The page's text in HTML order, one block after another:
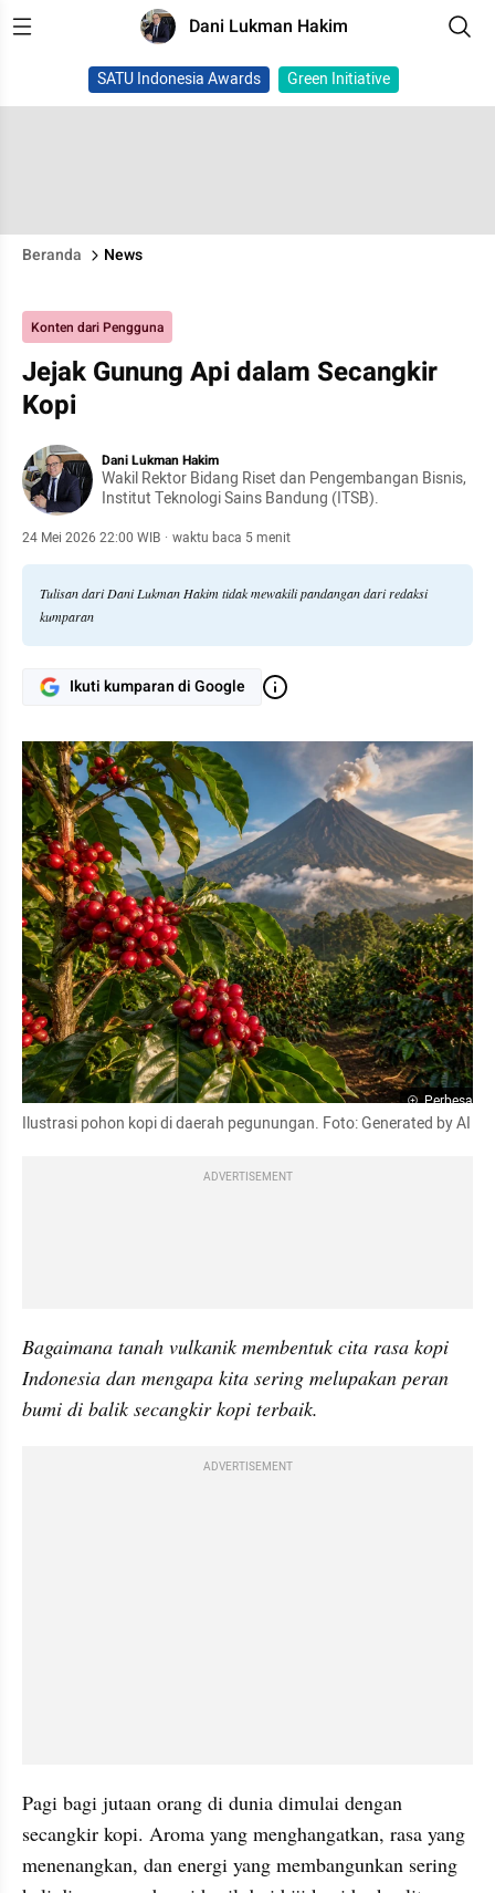
Dani Lukman Hakim
SATU Indonesia Awards Green Initiative
Beranda News
Konten dari Pengguna
Jejak Gunung Api dalam Secangkir
Kopi
Dani Lukman Hakim
Wakil Rektor Bidang Riset dan Pengembangan Bisnis,
Institut Teknologi Sains Bandung (ITSB).
24 Mei 2026 22:00 WIB · waktu baca 5 menit
Tulisan dari Dani Lukman Hakim tidak mewakili pandangan dari redaksi
kumparan
Ikuti kumparan di Google
Perbesar
Ilustrasi pohon kopi di daerah pegunungan. Foto: Generated by AI
ADVERTISEMENT
Bagaimana tanah vulkanik membentuk cita rasa kopi
Indonesia dan mengapa kita sering melupakan peran
bumi di balik secangkir kopi terbaik.
ADVERTISEMENT
Pagi bagi jutaan orang di dunia dimulai dengan
secangkir kopi. Aroma yang menghangatkan, rasa yang
menenangkan, dan energi yang membangunkan sering